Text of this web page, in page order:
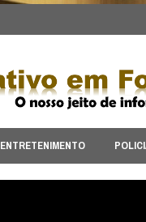
ENTRETENIMENTO